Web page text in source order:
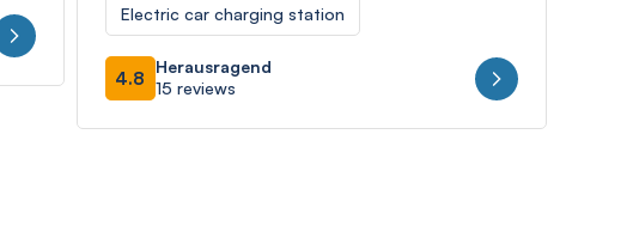
Electric car charging station
4.8
Herausragend
15 reviews